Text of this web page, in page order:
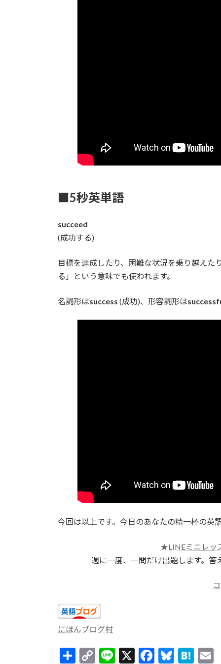
■5秒英単語
succeed
(成功する)
目標を達成したり、困難な状況を乗り越え
る」という意味でも使われます。
名詞形はsuccess (成功)、形容詞形は
今回は以上です。今日のあなたの精一杯の英
★LINEミニレッ
週に一度、一問だけ出題します。
にほんブログ村
C
Li X
F
Bl H
共